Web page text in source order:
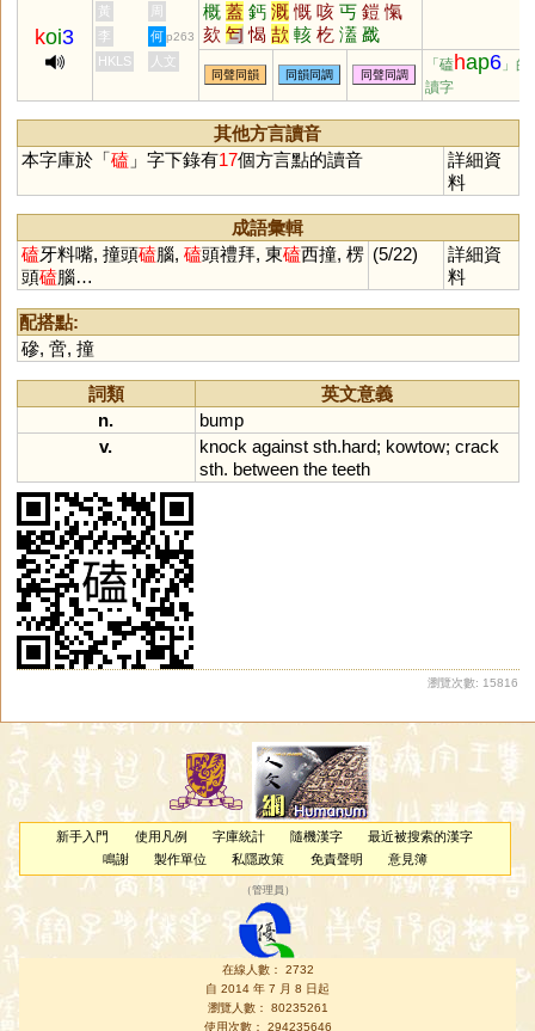
koi3
黃 周 概 蓋 鈣 溉 慨 咳 丐 鎧 愾
欬 匄 愒 欯 輆 杚 濭 戤
李 何 p263
HKLS 人文
同聲同韻 同韻同調 同聲同調
「磕hap6 」的
讀字
其他方言讀音
本字庫於「磕」字下錄有17個方言點的讀音
詳細資
料
成語彙輯
磕牙料嘴, 撞頭磕腦, 磕頭禮拜, 東磕西撞, 楞
頭磕腦…
(5/22)
詳細資
料
配搭點:
磣, 啻, 撞
詞類
英文意義
n.
bump
v.
knock against sth.hard; kowtow; crack
sth. between the teeth
瀏覽次數: 15816
新手入門 使用凡例 字庫統計 隨機漢字
最近被搜索的漢字
鳴謝
製作單位 私隱政策 免責聲明 意見簿
（管理員 ）
在線人數： 2732
自 2014 年 7 月 8 日起
瀏覽人數： 80235261
使用次數： 294235646